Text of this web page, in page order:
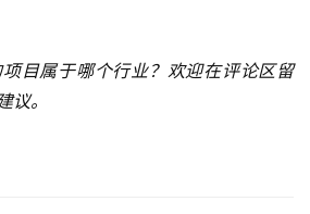
目属于哪个行业？欢迎在评论区留
议。